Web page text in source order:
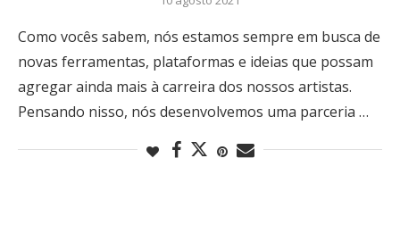
Como vocês sabem, nós estamos sempre em busca de
novas ferramentas, plataformas e ideias que possam
agregar ainda mais à carreira dos nossos artistas.
Pensando nisso, nós desenvolvemos uma parceria …